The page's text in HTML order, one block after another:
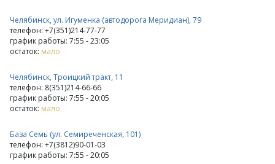
Челябинск, ул. Игуменка (автодорога Меридиан), 79
телефон: +7(351)214-77-77
график работы: 7:55 - 23:05
остаток: мало
Челябинск, Троицкий тракт, 11
телефон: 8(351)214-66-66
график работы: 7:55 - 20:05
остаток: мало
База Семь (ул. Семиреченская, 101)
телефон: +7(3812)90-01-03
график работы: 7:55 - 20:05